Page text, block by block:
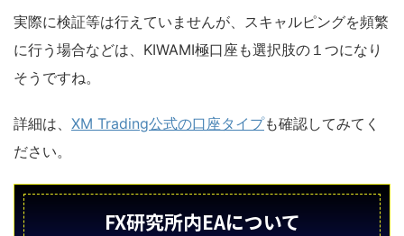
実際に検証等は行えていませんが、スキャルピングを頻繁
に行う場合などは、KIWAMI極口座も選択肢の１つになり
そうですね。
詳細は、 XM Trading公式の口座タイプも確認してみてく
ださい。
FX研究所内EAについて